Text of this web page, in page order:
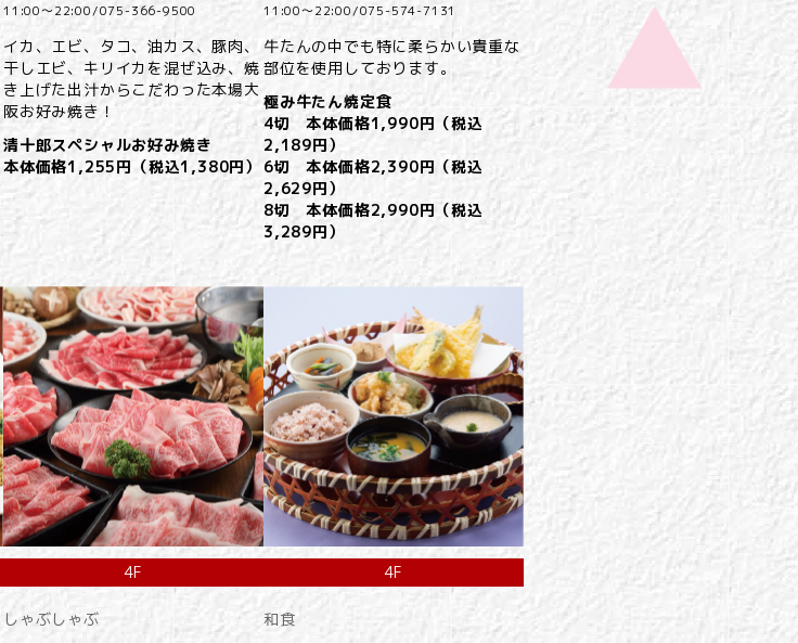
11:00～22:00/075-366-9500
イカ、エビ、タコ、油カス、豚肉、
干しエビ、キリイカを混ぜ込み、焼
き上げた出汁からこだわった本場大
阪お好み焼き！
清十郎スペシャルお好み焼き
本体価格1,255円（税込1,380円）
11:00～22:00/075-574-7131
牛たんの中でも特に柔らかい貴重な
部位を使用しております。
極み牛たん焼定食
4切 本体価格1,990円（税込
2,189円）
6切 本体価格2,390円（税込
2,629円）
8切 本体価格2,990円（税込
3,289円）
4F
しゃぶしゃぶ
4F
和食